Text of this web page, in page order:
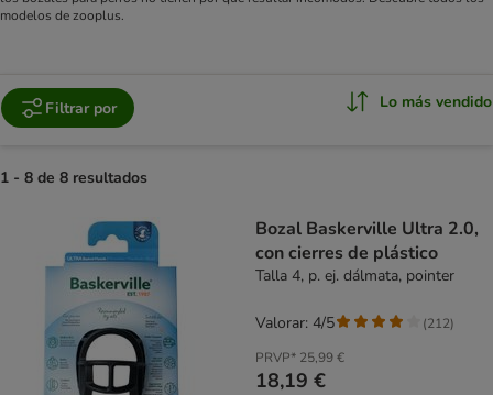
modelos de zooplus.
Filtrar por Lo más vendido
1 - 8 de 8 resultados
Bozal Baskerville Ultra 2.0,
con cierres de plástico
Talla 4, p. ej. dálmata, pointer
PRVP* 25,99 €
18,19 €
Valorar: 4/5 (212)